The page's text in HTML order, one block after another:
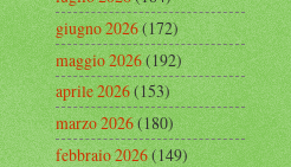
giugno 2026(172)
maggio 2026(192)
aprile 2026(153)
marzo 2026(180)
febbraio 2026(149)